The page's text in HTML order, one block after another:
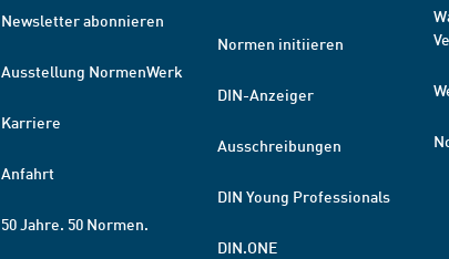
Newsletter abonnieren
Ausstellung NormenWerk
Karriere
Anfahrt
50 Jahre. 50 Normen.
Normen initiieren
DIN-Anzeiger
Ausschreibungen
DIN Young Professionals
DIN.ONE